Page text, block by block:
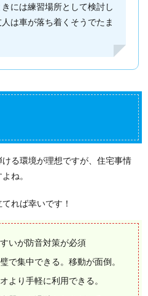
には練習場所として検討し
は車が落ち着くそうでたま
る環境が理想ですが、住宅事情
ね。
れば幸いです！
いが防音対策が必須
で集中できる。移動が面倒。
より手軽に利用できる。